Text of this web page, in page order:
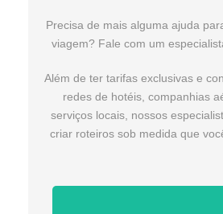
Precisa de mais alguma ajuda
viagem? Fale com um
Além de ter tarifas exclusivas e
redes de hotéis, companhias
serviços locais, nossos
criar roteiros sob medida que